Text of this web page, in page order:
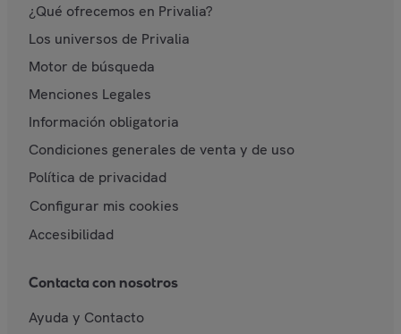
¿Qué ofrecemos en Privalia?
Los universos de Privalia
Motor de búsqueda
Menciones Legales
Información obligatoria
Condiciones generales de venta y de uso
Política de privacidad
Configurar mis cookies
Accesibilidad
Contacta con nosotros
Ayuda y Contacto